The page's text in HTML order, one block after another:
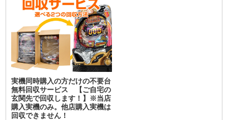
実機同時購入の方だけの不要台
無料回収サービス 【ご自宅の
玄関先で回収します！】※当店
購入実機のみ。他店購入実機は
回収できません！